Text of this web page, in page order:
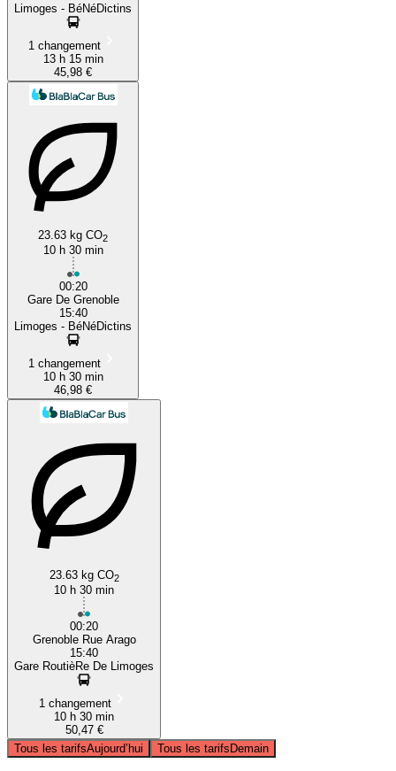
Limoges - BéNéDictins
1 changement
13 h 15 min
45,98 €
23.63 kg CO2
10 h 30 min
00:20
Gare De Grenoble
15:40
Limoges - BéNéDictins
1 changement
10 h 30 min
46,98 €
23.63 kg CO2
10 h 30 min
00:20
Grenoble Rue Arago
15:40
Gare RoutièRe De Limoges
1 changement
10 h 30 min
50,47 €
Tous les tarifsAujourd’hui Tous les tarifsDemain